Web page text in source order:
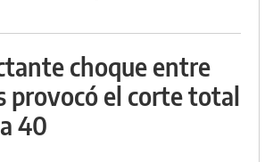
choque entre
provocó el corte total
40